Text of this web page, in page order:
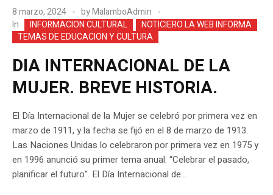
8 marzo, 2024 byMalamboAdmin
In
INFORMACION CULTURAL
NOTICIERO LA WEB INFORMA
TEMAS DE EDUCACION Y CULTURA
DIA INTERNACIONAL DE LA
MUJER. BREVE HISTORIA.
El Día Internacional de la Mujer se celebró por primera vez en
marzo de 1911, y la fecha se fijó en el 8 de marzo de 1913.
Las Naciones Unidas lo celebraron por primera vez en 1975 y
en 1996 anunció su primer tema anual: “Celebrar el pasado,
planificar el futuro”. El Día Internacional de...